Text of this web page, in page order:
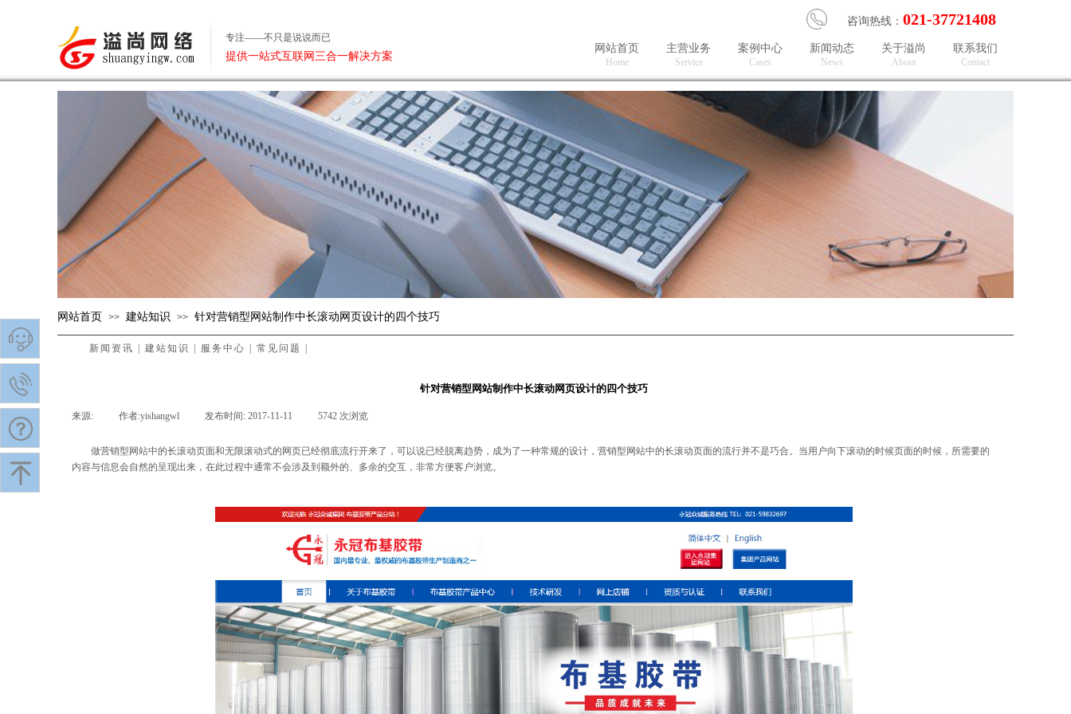
咨询热线： 021-37721408
联系我们
Contact
网站首页
H ome
案例中心
Cases
主营业务
Service
关于溢尚
A bout
新闻动态
News
专注——不只是说说而已
提供一站式互联网三合一解决方案
网站首页 >> 建站知识 >> 针对营销型网站制作中长滚动网页设计的四个技巧
新闻资讯 建站知识 服务中心 常见问题
针对营销型网站制作中长滚动网页设计的四个技巧
来源: 作者:yishangwl 发布时间: 2017-11-11 5742 次浏览
做营销型网站中的长滚动页面和无限滚动式的网页已经彻底流行开来了，可以说已经脱离趋势，成为了一种常规的设计，营销型网站中的长滚动页面的流行并不是巧合。当用户向下滚动的时候页面的时候，所需要的
内容与信息会自然的呈现出来，在此过程中通常不会涉及到额外的、多余的交互，非常方便客户浏览。